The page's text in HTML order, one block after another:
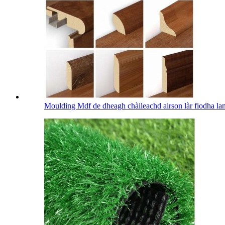
Moulding Mdf de dheagh chàileachd airson làr fiodha